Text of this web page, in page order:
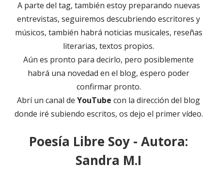
A parte del tag, también estoy preparando nuevas
entrevistas, seguiremos descubriendo escritores y
músicos, también habrá noticias musicales, reseñas
literarias, textos propios.
Aún es pronto para decirlo, pero posiblemente
habrá una novedad en el blog, espero poder
confirmar pronto.
Abrí un canal de YouTube con la dirección del blog
donde iré subiendo escritos, os dejo el primer vídeo.
Poesía Libre Soy - Autora:
Sandra M.I